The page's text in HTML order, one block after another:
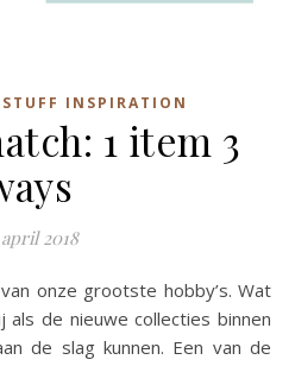
INSPIRATION
1 item 3
2018
de nieuwe collecties binnen
de slag kunnen. Een van de